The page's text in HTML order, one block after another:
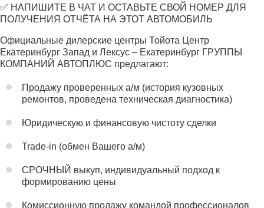
✅ НАПИШИТЕ В ЧАТ И ОСТАВЬТЕ СВОЙ НОМЕР ДЛЯ
ПОЛУЧЕНИЯ ОТЧЁТА НА ЭТОТ АВТОМОБИЛЬ
Официальные дилерские центры Тойота Центр
Екатеринбург Запад и Лексус – Екатеринбург ГРУППЫ
КОМПАНИЙ АВТОПЛЮС предлагают:
Продажу проверенных а/м (история кузовных
ремонтов, проведена техническая диагностика)
Юридическую и финансовую чистоту сделки
Trade-in (обмен Вашего а/м)
СРОЧНЫЙ выкуп, индивидуальный подход к
формированию цены
Комиссионную продажу командой профессионалов